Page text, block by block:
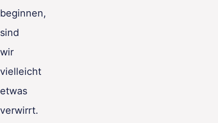
beginnen,
sind
wir
vielleicht
etwas
verwirrt.